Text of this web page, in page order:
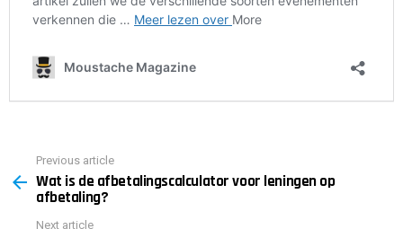
more
Previous article
Wat is de afbetalingscalculator voor leningen op
afbetaling?
Next article